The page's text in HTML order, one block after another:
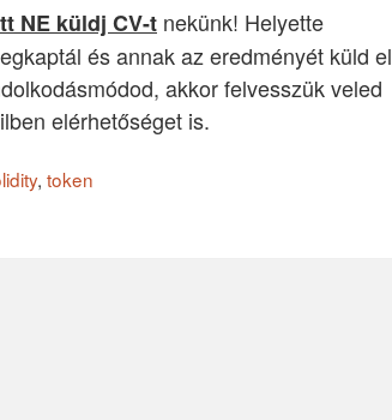
NE küldj CV-t nekünk! Helyette
és annak az eredményét küld el
akkor felvesszük veled
elérhetőséget is.
, token